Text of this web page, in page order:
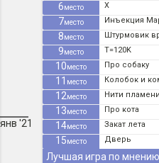
янв '21
6место X
7место Инъекция
8место Штурмовик
9место T=120K
10место Про собаку
11 место Колобок и
12место Нити
13место Про кота
14место Закат лета
15место Дверь
Лучшая игра по